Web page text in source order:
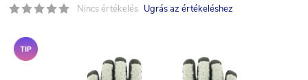
Nincs értékelés Ugrás az értékeléshez
Tipp